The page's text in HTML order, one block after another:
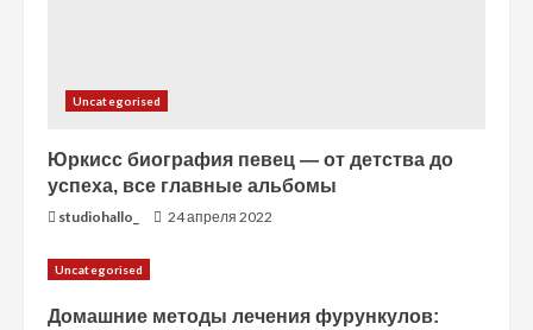
Uncategorised
Юркисс биография певец — от детства до
успеха, все главные альбомы
studiohallo_ 24 апреля 2022
Uncategorised
Домашние методы лечения фурункулов: